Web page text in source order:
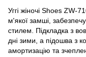
Уггі жіночі Shoes ZW-
м'якої замші,
стилем. Підкладка з
дні зими, а підошва з
амортизацію та